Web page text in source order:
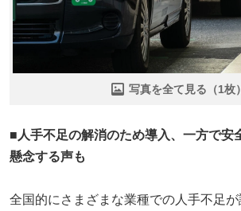
写真を全て見る（1枚）
■人手不足の解消のため導入、一方で安
懸念する声も
全国的にさまざまな業種での人手不足が